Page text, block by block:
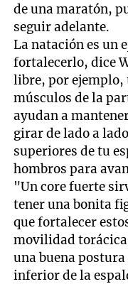
de una maratón,
seguir adelante.
La natación es un
fortalecerlo, dice
libre, por ejemplo,
músculos de la
ayudan a
girar de lado a
superiores de tu
hombros para
"Un core fuerte
tener una bonita
que fortalecer
movilidad
una buena
inferior de la